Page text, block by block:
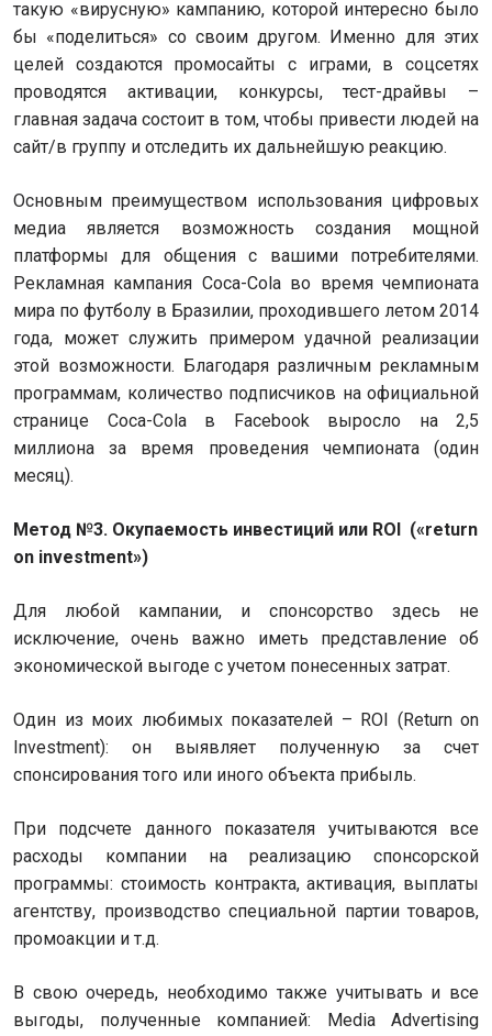
такую «вирусную» кампанию, которой интересно было
бы «поделиться» со своим другом. Именно для этих
целей создаются промосайты с играми, в соцсетях
проводятся активации, конкурсы, тест-драйвы –
главная задача состоит в том, чтобы привести людей на
сайт/в группу и отследить их дальнейшую реакцию.
Основным преимуществом использования цифровых
медиа является возможность создания мощной
платформы для общения с вашими потребителями.
Рекламная кампания Coca-Cola во время чемпионата
мира по футболу в Бразилии, проходившего летом 2014
года, может служить примером удачной реализации
этой возможности. Благодаря различным рекламным
программам, количество подписчиков на официальной
странице Coca-Cola в Facebook выросло на 2,5
миллиона за время проведения чемпионата (один
месяц).
Метод №3. Окупаемость инвестиций или ROI («return
on investment»)
Для любой кампании, и спонсорство здесь не
исключение, очень важно иметь представление об
экономической выгоде с учетом понесенных затрат.
Один из моих любимых показателей – ROI (Return on
Investment): он выявляет полученную за счет
спонсирования того или иного объекта прибыль.
При подсчете данного показателя учитываются все
расходы компании на реализацию спонсорской
программы: стоимость контракта, активация, выплаты
агентству, производство специальной партии товаров,
промоакции и т.д.
В свою очередь, необходимо также учитывать и все
выгоды, полученные компанией: Media Advertising